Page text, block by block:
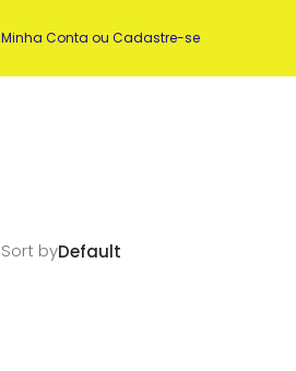
Minha Conta ou Cadastre-se
Sort by